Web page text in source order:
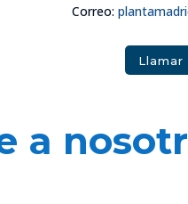
Correo:
Llamar
a